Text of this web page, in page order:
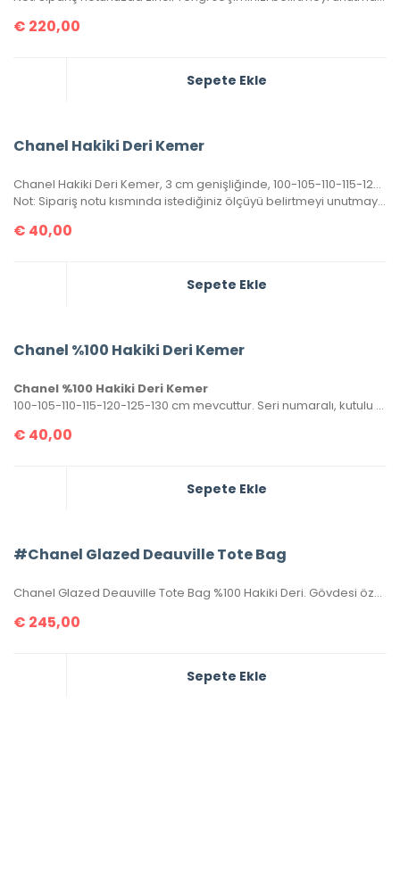
€ 220,00
Sepete Ekle
Chanel Hakiki Deri Kemer
Chanel Hakiki Deri Kemer, 3 cm genişliğinde, 100-105-110-115-120-125-130 cm uzunluğunda. Kutulu, sertifikalı.
Not: Sipariş notu kısmında istediğiniz ölçüyü belirtmeyi unutmayınız.
€ 40,00
Sepete Ekle
Chanel %100 Hakiki Deri Kemer
Chanel %100 Hakiki Deri Kemer
100-105-110-115-120-125-130 cm mevcuttur. Seri numaralı, kutulu ve sertifikalı olarak gönderilecektir.
€ 40,00
Sepete Ekle
#Chanel Glazed Deauville Tote Bag
Chanel Glazed Deauville Tote Bag %100 Hakiki Deri. Gövdesi özel işlenmiş, hakiki dana derisi, sapları ve birleşim kısımları hakiki caviar deridir. İthal aksesuarlı, seri numaralıdır. Ebatı 38x30x20 cm kutulu, toz torbalı, sertifikalıdır.
€ 245,00
Sepete Ekle